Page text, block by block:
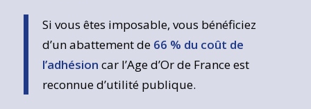
Si vous êtes imposable, vous bénéficiez
d’un abattement de 66 % du coût de
l’adhésion car l’Age d’Or de France est
reconnue d’utilité publique.